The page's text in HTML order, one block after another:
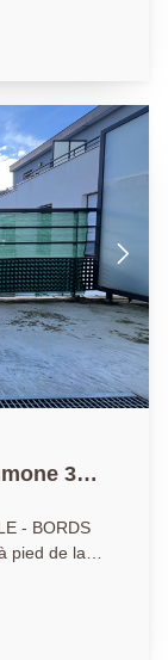
m² face à
la terrasse,
places de
Belles
!
3
- BORDS
pied de la
en
cadre de vie